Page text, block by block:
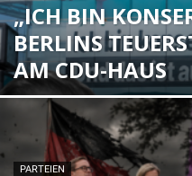
„ICH BIN
BERLINS
AM CDU-HAUS
PARTEIEN